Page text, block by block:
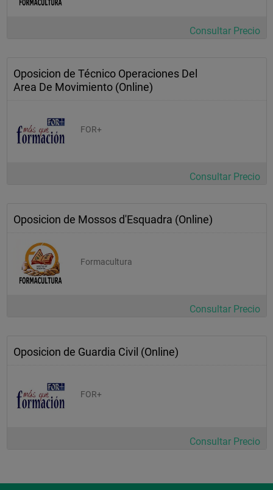
Consultar Precio
Oposicion de Técnico Operaciones Del
Area De Movimiento (Online)
FOR+
Consultar Precio
Oposicion de Mossos d'Esquadra (Online)
Formacultura
Consultar Precio
Oposicion de Guardia Civil (Online)
FOR+
Consultar Precio